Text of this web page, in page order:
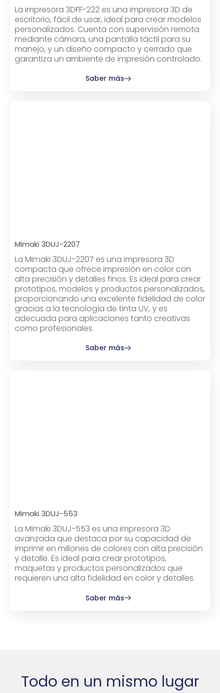
La impresora 3DFF-222 es una impresora 3D de
escritorio, fácil de usar, ideal para crear modelos
personalizados. Cuenta con supervisión remota
mediante cámara, una pantalla táctil para su
manejo, y un diseño compacto y cerrado que
garantiza un ambiente de impresión controlado.
Saber más
Mimaki 3DUJ-2207
La Mimaki 3DUJ-2207 es una impresora 3D
compacta que ofrece impresión en color con
alta precisión y detalles finos. Es ideal para crear
prototipos, modelos y productos personalizados,
proporcionando una excelente fidelidad de color
gracias a la tecnología de tinta UV, y es
adecuada para aplicaciones tanto creativas
como profesionales.
Saber más
Mimaki 3DUJ-553
La Mimaki 3DUJ-553 es una impresora 3D
avanzada que destaca por su capacidad de
imprimir en millones de colores con alta precisión
y detalle. Es ideal para crear prototipos,
maquetas y productos personalizados que
requieren una alta fidelidad en color y detalles.
Saber más
Todo en un mismo lugar